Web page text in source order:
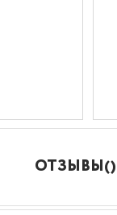
ОТЗЫВЫ()